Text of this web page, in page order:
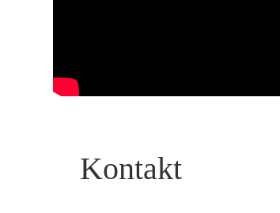
Kontakt